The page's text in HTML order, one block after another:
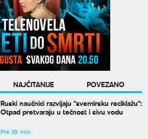
NAJČITANIJE
POVEZANO
Ruski naučnici razvijaju "svemirsku reciklažu":
Otpad pretvaraju u tečnost i sivu vodu
Pre 39 min